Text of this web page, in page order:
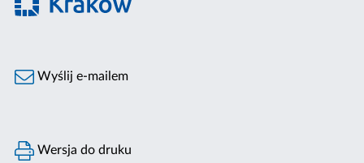
Wyślij e-mailem
Wersja do druku